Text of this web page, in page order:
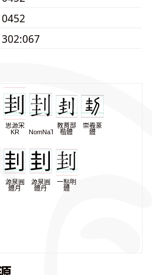
0452
302:067
思源宋
KR
NomNaTong
教育部
楷體
崇羲篆
體
源泉圓
體月
源泉圓
體丹
一點明
體